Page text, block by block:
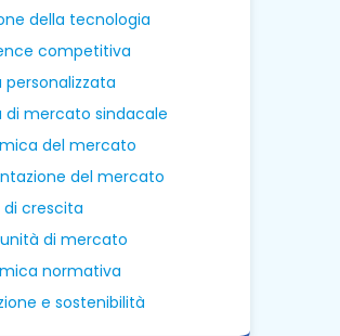
della tecnologia
competitiva
personalizzata
di mercato sindacale
del mercato
del mercato
crescita
di mercato
normativa
e sostenibilità